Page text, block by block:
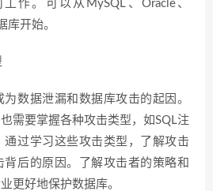
作。可以从MySQL、Oracle、
库开始。
数据泄漏和数据库攻击的起因。
需要掌握各种攻击类型，如SQL注
通过学习这些攻击类型，了解攻击
后的原因。了解攻击者的策略和
更好地保护数据库。